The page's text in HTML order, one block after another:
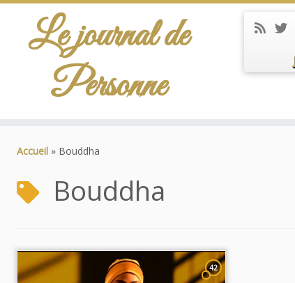
Le journal de
Personne
Accueil » Bouddha
Bouddha
42